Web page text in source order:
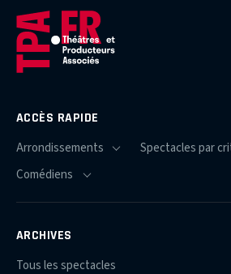
ACCÈS RAPIDE
ARCHIVES
Tous les spectacles